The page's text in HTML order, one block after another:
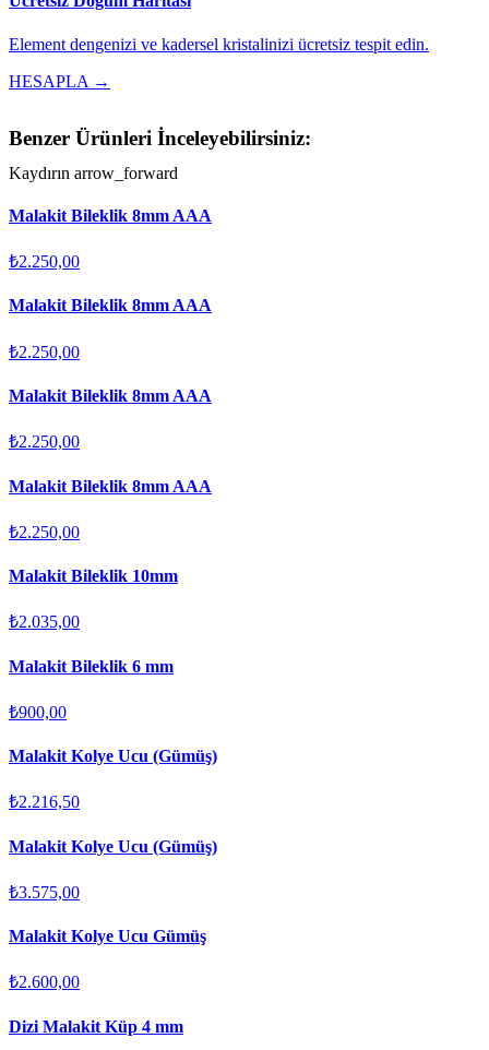
Element dengenizi ve kadersel kristalinizi ücretsiz tespit edin.
HESAPLA →
Benzer Ürünleri İnceleyebilirsiniz:
Kaydırın arrow_forward
Malakit Bileklik 8mm AAA
₺2.250,00
Malakit Bileklik 8mm AAA
₺2.250,00
Malakit Bileklik 8mm AAA
₺2.250,00
Malakit Bileklik 8mm AAA
₺2.250,00
Malakit Bileklik 10mm
₺2.035,00
Malakit Bileklik 6 mm
₺900,00
Malakit Kolye Ucu (Gümüş)
₺2.216,50
Malakit Kolye Ucu (Gümüş)
₺3.575,00
Malakit Kolye Ucu Gümüş
₺2.600,00
Dizi Malakit Küp 4 mm